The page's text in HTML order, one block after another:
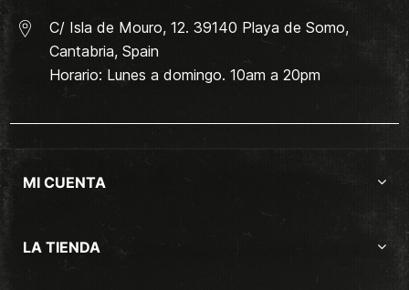
C/ Isla de Mouro, 12. 39140 Playa de Somo,
Cantabria, Spain
Horario: Lunes a domingo. 10am a 20pm
MI CUENTA
LA TIENDA